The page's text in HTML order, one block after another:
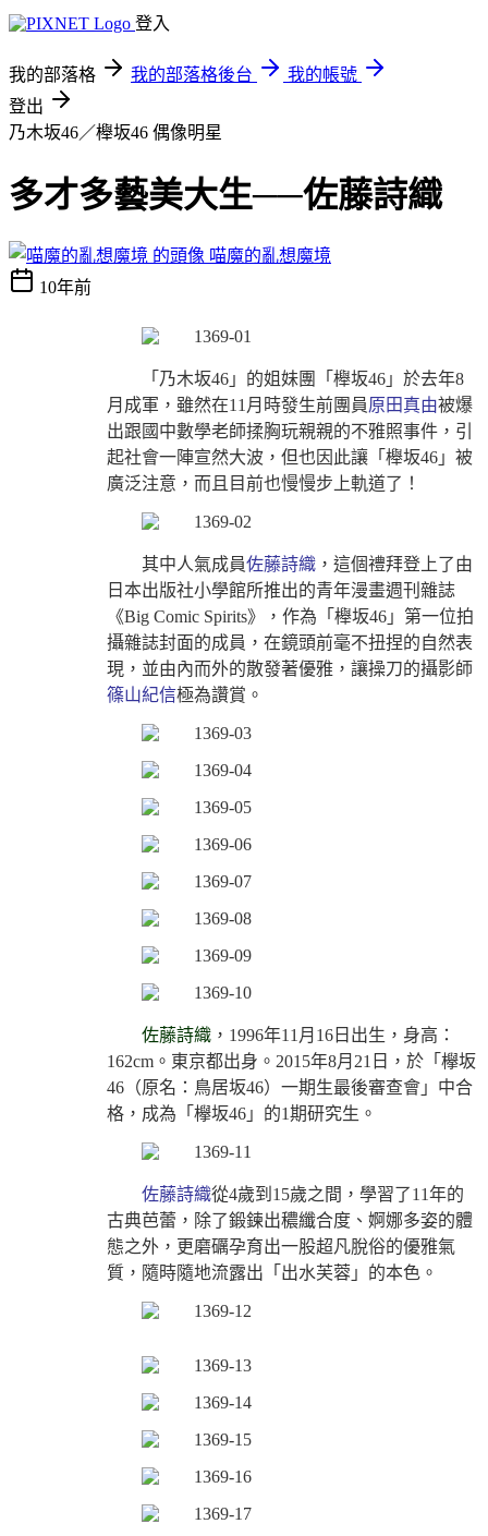
登入
我的部落格 我的部落格後台
我的帳號
登出
乃木坂46／櫸坂46 偶像明星
多才多藝美大生──佐藤詩織
喵魔的亂想魔境
10年前
「乃木坂46」的姐妹團「櫸坂46」於去年8
月成軍，雖然在11月時發生前團員原田真由被爆
出跟國中數學老師揉胸玩親親的不雅照事件，引
起社會一陣宣然大波，但也因此讓「櫸坂46」被
廣泛注意，而且目前也慢慢步上軌道了！
其中人氣成員佐藤詩織 ，這個禮拜登上了由
日本出版社小學館所推出的青年漫畫週刊雜誌
《Big Comic Spirits》，作為「櫸坂46」第一位拍
攝雜誌封面的成員，在鏡頭前毫不扭捏的自然表
現，並由內而外的散發著優雅，讓操刀的攝影師
篠山紀信極為讚賞。
佐藤詩織 ，1996年11月16日出生，身高：
162cm。東京都出身。2015年8月21日，於「欅坂
46（原名：鳥居坂46）一期生最後審查會」中合
格，成為「欅坂46」的1期研究生。
佐藤詩織從4歲到15歲之間，學習了11年的
古典芭蕾，除了鍛鍊出穠纖合度、婀娜多姿的體
態之外，更磨礪孕育出一股超凡脫俗的優雅氣
質，隨時隨地流露出「出水芙蓉」的本色。